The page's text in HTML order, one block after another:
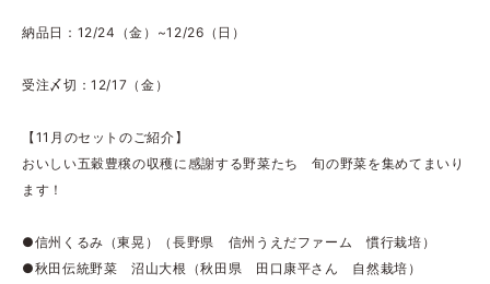
納品日：12/24（金）~12/26（日）
受注〆切：12/17（金）
【11月のセットのご紹介】
おいしい五穀豊穣の収穫に感謝する野菜たち 旬の野菜を集めてまいり
ます！
●信州くるみ（東晃）（長野県 信州うえだファーム 慣行栽培）
●秋田伝統野菜 沼山大根（秋田県 田口康平さん 自然栽培）